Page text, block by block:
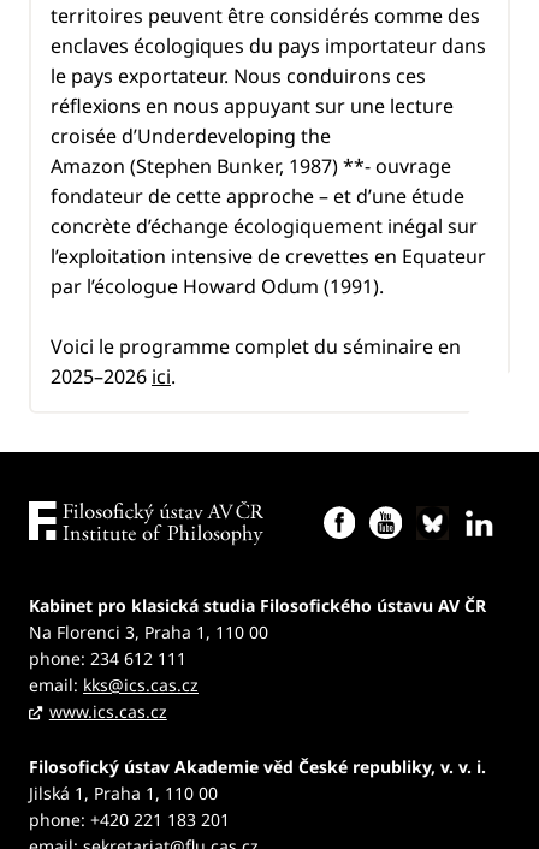
territoires peuvent être considérés comme des
enclaves écologiques du pays importateur dans
le pays exportateur. Nous conduirons ces
réflexions en nous appuyant sur une lecture
croisée d’Underdeveloping the
Amazon (Stephen Bunker, 1987) **- ouvrage
fondateur de cette approche – et d’une étude
concrète d’échange écologiquement inégal sur
l’exploitation intensive de crevettes en Equateur
par l’écologue Howard Odum (1991).
Voici le programme complet du séminaire en
2025–2026 ici.
Kabinet pro klasická studia Filosofického ústavu AV ČR
Na Florenci 3, Praha 1, 110 00
phone: 234 612 111
email: kks@ics.cas.cz
www.ics.cas.cz
Filosofický ústav Akademie věd České republiky, v. v. i.
Jilská 1, Praha 1, 110 00
phone: +420 221 183 201